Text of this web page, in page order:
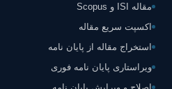
مقاله ISI و Scopus
اکسپت سریع مقاله
استخراج مقاله از پایان نامه
ویراستاری پایان نامه فوری